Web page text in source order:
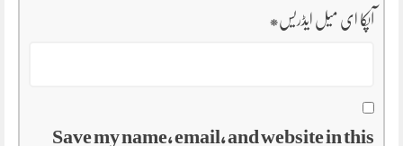
آپکا ای میل ایڈریس*
Save my name, email, and website in this